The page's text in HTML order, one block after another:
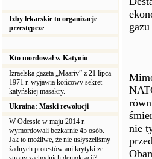
Izby lekarskie to organizacje
przestępcze
Kto mordował w Katyniu
Izraelska gazeta „Maariv” z 21 lipca
1971 r. wyjawia końcowy sekret
katyńskiej masakry.
Ukraina: Maski rewolucji
W Odessie w maju 2014 r.
wymordowali bezkarnie 45 osób.
Jak to możliwe, że nie usłyszeliśmy
żadnych protestów ani krytyki ze
nie